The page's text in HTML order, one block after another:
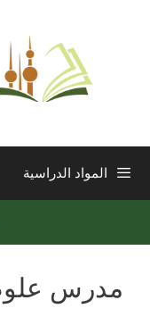
المواد الدراسية
مدرس